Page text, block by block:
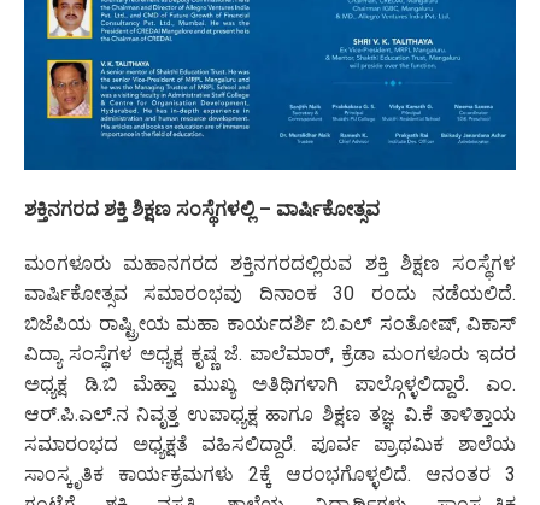
ಶಕ್ತಿನಗರದ ಶಕ್ತಿ ಶಿಕ್ಷಣ ಸಂಸ್ಥೆಗಳಲ್ಲಿ – ವಾರ್ಷಿಕೋತ್ಸವ
ಮಂಗಳೂರು ಮಹಾನಗರದ ಶಕ್ತಿನಗರದಲ್ಲಿರುವ ಶಕ್ತಿ ಶಿಕ್ಷಣ ಸಂಸ್ಥೆಗಳ
ವಾರ್ಷಿಕೋತ್ಸವ ಸಮಾರಂಭವು ದಿನಾಂಕ 30 ರಂದು ನಡೆಯಲಿದೆ.
ಬಿಜೆಪಿಯ ರಾಷ್ಟ್ರೀಯ ಮಹಾ ಕಾರ್ಯದರ್ಶಿ ಬಿ.ಎಲ್ ಸಂತೋಷ್, ವಿಕಾಸ್
ವಿದ್ಯಾ ಸಂಸ್ಥೆಗಳ ಅಧ್ಯಕ್ಷ ಕೃಷ್ಣ ಜೆ. ಪಾಲೆಮಾರ್, ಕ್ರೆಡಾ ಮಂಗಳೂರು ಇದರ
ಅಧ್ಯಕ್ಷ ಡಿ.ಬಿ ಮೆಹ್ತಾ ಮುಖ್ಯ ಅತಿಥಿಗಳಾಗಿ ಪಾಲ್ಗೊಳ್ಳಲಿದ್ದಾರೆ. ಎಂ.
ಆರ್.ಪಿ.ಎಲ್‌.ನ ನಿವೃತ್ತ ಉಪಾಧ್ಯಕ್ಷ ಹಾಗೂ ಶಿಕ್ಷಣ ತಜ್ಞ ವಿ.ಕೆ ತಾಳಿತ್ತಾಯ
ಸಮಾರಂಭದ ಅಧ್ಯಕ್ಷತೆ ವಹಿಸಲಿದ್ದಾರೆ. ಪೂರ್ವ ಪ್ರಾಥಮಿಕ ಶಾಲೆಯ
ಸಾಂಸ್ಕೃತಿಕ ಕಾರ್ಯಕ್ರಮಗಳು 2ಕ್ಕೆ ಆರಂಭಗೊಳ್ಳಲಿದೆ. ಆನಂತರ 3